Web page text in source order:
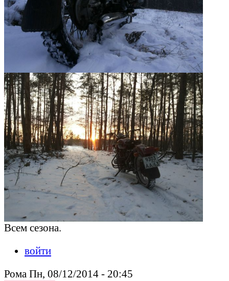
Всем сезона.
войти
Рома Пн, 08/12/2014 - 20:45